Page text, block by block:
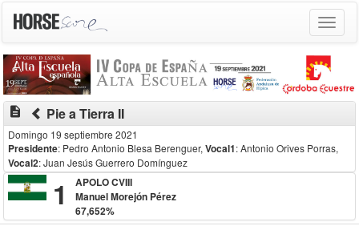
Toggle
description Pie a Tierra II
Domingo 19 septiembre 2021
Presidente: Pedro Antonio Blesa Berenguer, Vocal1: Antonio Orives Porras,
Vocal2: Juan Jesús Guerrero Domínguez
1
APOLO CVIII
Manuel Morejón Pérez
67,652%